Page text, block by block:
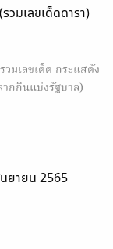
วมเลขเด็ดดารา)
มเลขเด็ด กระแสดัง
กกินแบ่งรัฐบาล)
นหลังมา…
ยายน 2565